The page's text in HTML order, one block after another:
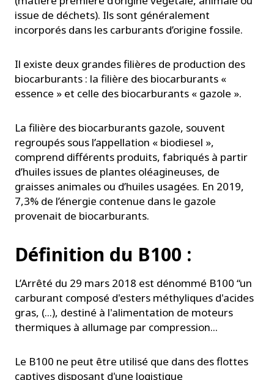
issue de déchets). Ils sont généralement
incorporés dans les carburants d’origine fossile.
Il existe deux grandes filières de production des
biocarburants : la filière des biocarburants «
essence » et celle des biocarburants « gazole ».
La filière des biocarburants gazole, souvent
regroupés sous l’appellation « biodiesel »,
comprend différents produits, fabriqués à partir
d’huiles issues de plantes oléagineuses, de
graisses animales ou d’huiles usagées. En 2019,
7,3% de l’énergie contenue dans le gazole
provenait de biocarburants.
Définition du B100 :
L’Arrêté du 29 mars 2018 est dénommé B100 “un
carburant composé d'esters méthyliques d'acides
gras, (...), destiné à l'alimentation de moteurs
thermiques à allumage par compression...
Le B100 ne peut être utilisé que dans des flottes
captives disposant d'une logistique